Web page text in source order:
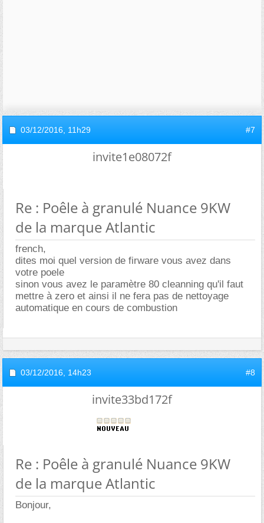
03/12/2016, 11h29 #7
invite1e08072f
Re : Poêle à granulé Nuance 9KW
de la marque Atlantic
french,
dites moi quel version de firware vous avez dans
votre poele
sinon vous avez le paramètre 80 cleanning qu'il faut
mettre à zero et ainsi il ne fera pas de nettoyage
automatique en cours de combustion
03/12/2016, 14h23 #8
invite33bd172f
Re : Poêle à granulé Nuance 9KW
de la marque Atlantic
Bonjour,